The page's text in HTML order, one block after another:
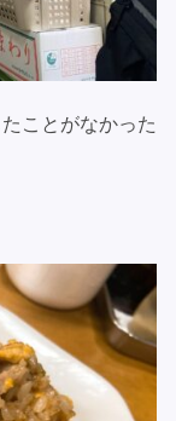
ことがなかった